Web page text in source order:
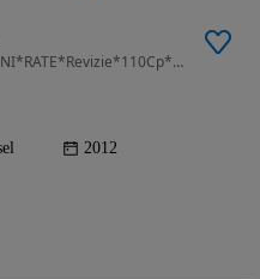
1461 cm3 • 110 CP • GARANTIE 12LUNI*RATE*Revizie*110Cp*Tekna*Alcantara*Navi*Camera*Keyless
2012